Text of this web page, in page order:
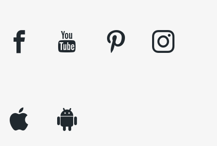
facebook youtube pinterest instagram
appleinc android